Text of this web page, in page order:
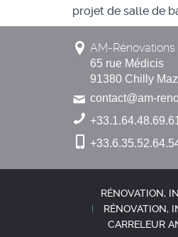
projet de salle de
AM-Rénovations
65 rue Médicis
91380 Chilly
contact@am-
+33.1.64.48.69.61
RÉNOVATION,
RÉNOVATION,
CARRELEUR